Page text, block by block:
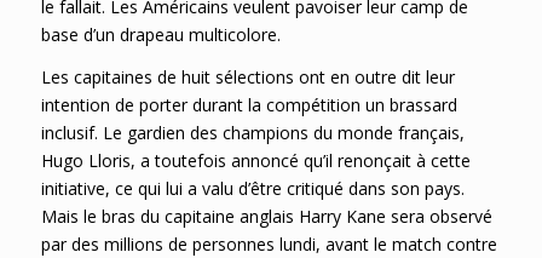
le fallait. Les Américains veulent pavoiser leur camp de
base d’un drapeau multicolore.
Les capitaines de huit sélections ont en outre dit leur
intention de porter durant la compétition un brassard
inclusif. Le gardien des champions du monde français,
Hugo Lloris, a toutefois annoncé qu’il renonçait à cette
initiative, ce qui lui a valu d’être critiqué dans son pays.
Mais le bras du capitaine anglais Harry Kane sera observé
par des millions de personnes lundi, avant le match contre